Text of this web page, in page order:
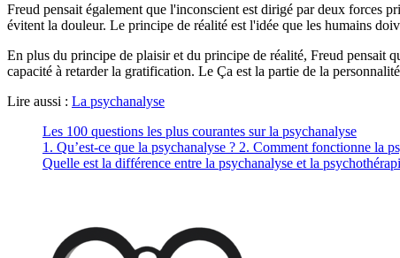
Freud pensait également que l'inconscient est dirigé par deux forces
évitent la douleur. Le principe de réalité est l'idée que les humains
En plus du principe de plaisir et du principe de réalité, Freud pensait
capacité à retarder la gratification. Le Ça est la partie de la
Lire aussi : La psychanalyse
Les 100 questions les plus courantes sur la psychanalyse
1. Qu’est-ce que la psychanalyse ? 2. Comment fonctionne la
Quelle est la différence entre la psychanalyse et la